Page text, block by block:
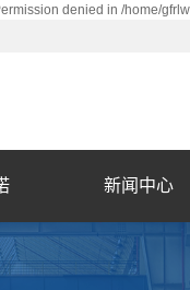
denied in /home/
新闻中心